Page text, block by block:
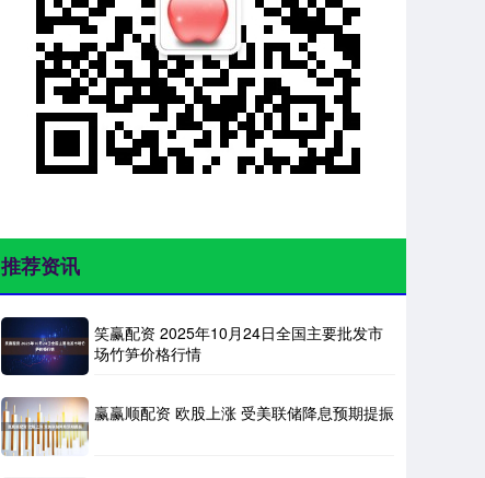
推荐资讯
笑赢配资 2025年10月24日全国主要批发市
场竹笋价格行情
赢赢顺配资 欧股上涨 受美联储降息预期提振